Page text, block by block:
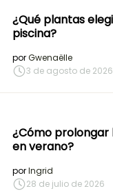
¿Qué plantas
piscina?
porGwenaëlle
3 de agosto de 2026
¿Cómo prolongar
en verano?
porIngrid
28 de julio de 2026